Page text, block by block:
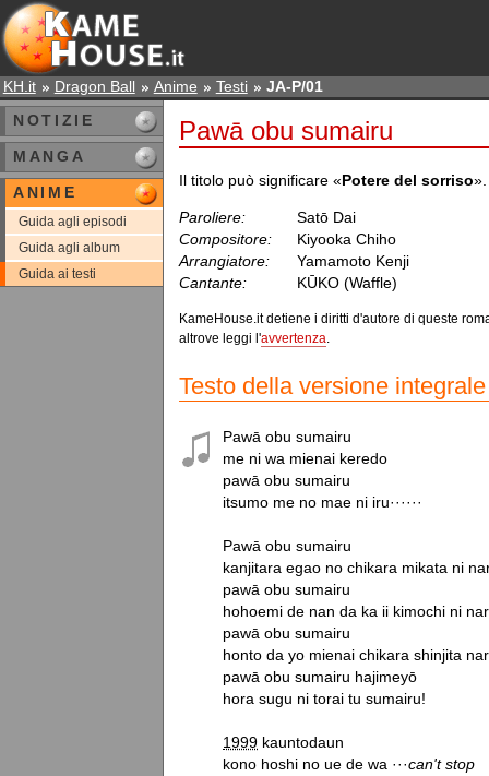
KH.it Dragon Ball Anime Testi JA-P/01
NOTIZIE
MANGA
ANIME
Guida agli episodi
Guida agli album
Guida ai testi
Pawā obu sumairu
Il titolo può significare « Potere del sorriso».
Paroliere:
Satō Dai
Compositore:
Kiyooka Chiho
Arrangiatore:
Yamamoto Kenji
Cantante:
KŪKO (Waffle)
KameHouse.it detiene i diritti d'autore di queste
altrove leggi l'avvertenza.
Testo della versione integrale
Pawā obu sumairu
me ni wa mienai keredo
pawā obu sumairu
itsumo me no mae ni iru······
Pawā obu sumairu
kanjitara egao no chikara mikata ni
pawā obu sumairu
hohoemi de nan da ka ii kimochi ni
pawā obu sumairu
honto da yo mienai chikara shinjita
pawā obu sumairu hajimeyō
hora sugu ni torai tu sumairu!
1999 kauntodaun
kono hoshi no ue de wa ···can't stop